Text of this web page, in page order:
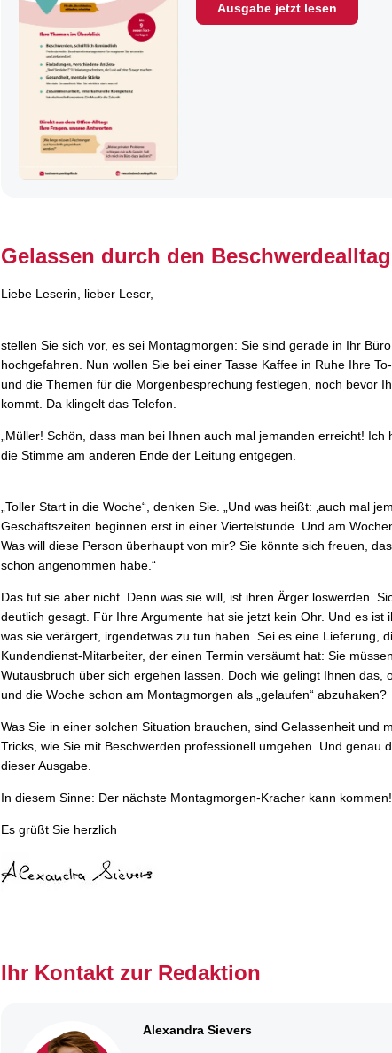
Ausgabe jetzt lesen
Gelassen durch den Beschwerdealltag
Liebe Leserin, lieber Leser,
stellen Sie sich vor, es sei Montagmorgen: Sie sind gerade in Ihr
hochgefahren. Nun wollen Sie bei einer Tasse Kaffee in Ruhe Ihre
und die Themen für die Morgenbesprechung festlegen, noch bevor
kommt. Da klingelt das Telefon.
„Müller! Schön, dass man bei Ihnen auch mal jemanden erreicht!
die Stimme am anderen Ende der Leitung entgegen.
„Toller Start in die Woche“, denken Sie. „Und was heißt: ‚auch mal
Geschäftszeiten beginnen erst in einer Viertelstunde. Und am
Was will diese Person überhaupt von mir? Sie könnte sich freuen,
schon angenommen habe.“
Das tut sie aber nicht. Denn was sie will, ist ihren Ärger loswerden.
deutlich gesagt. Für Ihre Argumente hat sie jetzt kein Ohr. Und es ist
was sie verärgert, irgendetwas zu tun haben. Sei es eine Lieferung,
Kundendienst-Mitarbeiter, der einen Termin versäumt hat: Sie
Wutausbruch über sich ergehen lassen. Doch wie gelingt Ihnen das,
und die Woche schon am Montagmorgen als „gelaufen“ abzuhaken?
Was Sie in einer solchen Situation brauchen, sind Gelassenheit und
Tricks, wie Sie mit Beschwerden professionell umgehen. Und genau
dieser Ausgabe.
In diesem Sinne: Der nächste Montagmorgen-Kracher kann kommen!
Es grüßt Sie herzlich
Ihr Kontakt zur Redaktion
Alexandra Sievers